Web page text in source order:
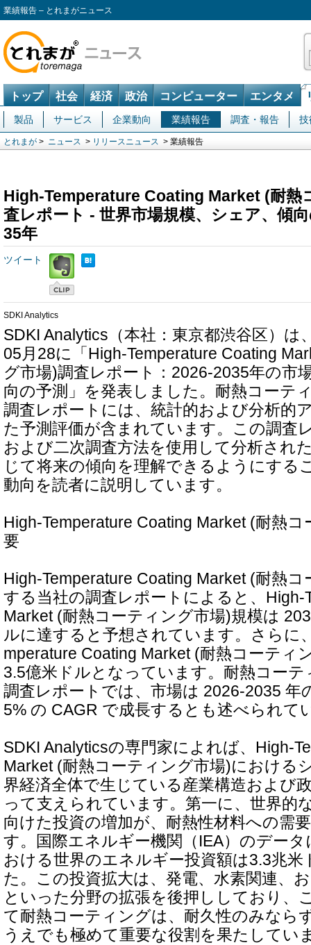
業績報告 – とれまがニュース
トップ 社会 経済 政治 コンピューター エンタメ
製品 サービス 企業動向 業績報告 調査・報告 技
とれまが > ニュース > リリースニュース > 業績報告
High-Temperature Coating Market (耐熱
査レポート - 世界市場規模、シェア、傾
35年
ツイート
SDKI Analytics
SDKI Analytics（本社：東京都渋谷区）は
05月28に「High-Temperature Coating
グ市場)調査レポート：2026-2035年の市
向の予測」を発表しました。耐熱コーテ
調査レポートには、統計的および分析的
た予測評価が含まれています。この調査
および二次調査方法を使用して分析され
じて将来の傾向を理解できるようにする
動向を読者に説明しています。
High-Temperature Coating Market (耐熱
要
High-Temperature Coating Market (耐熱
する当社の調査レポートによると、High-
Market (耐熱コーティング市場)規模は
ルに達すると予想されています。さらに
mperature Coating Market (耐熱コーティ
3.5億米ドルとなっています。耐熱コー
調査レポートでは、市場は 2026-2035 年
5% の CAGR で成長するとも述べられて
SDKI Analyticsの専門家によれば、High-
Market (耐熱コーティング市場)における
界経済全体で生じている産業構造および
って支えられています。第一に、世界的
向けた投資の増加が、耐熱性材料への需
す。国際エネルギー機関（IEA）のデー
おける世界のエネルギー投資額は3.3兆米
た。この投資拡大は、発電、水素関連、
といった分野の拡張を後押ししており、
て耐熱コーティングは、耐久性のみなら
うえでも極めて重要な役割を果たしてい